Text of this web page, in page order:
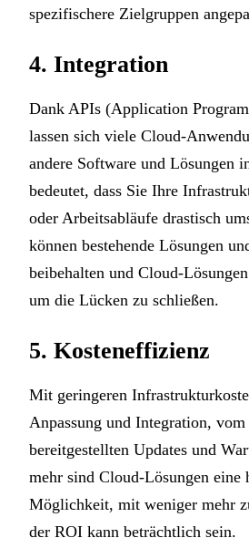
spezifischere Zielgruppen
4. Integration
Dank APIs (Application
lassen sich viele Cloud-
andere Software und Lösungen
bedeutet, dass Sie Ihre
oder Arbeitsabläufe drastisch
können bestehende Lösungen
beibehalten und Cloud-
um die Lücken zu schließen.
5. Kosteneffizienz
Mit geringeren
Anpassung und Integration,
bereitgestellten Updates und
mehr sind Cloud-Lösungen eine
Möglichkeit, mit weniger mehr
der ROI kann beträchtlich sein.